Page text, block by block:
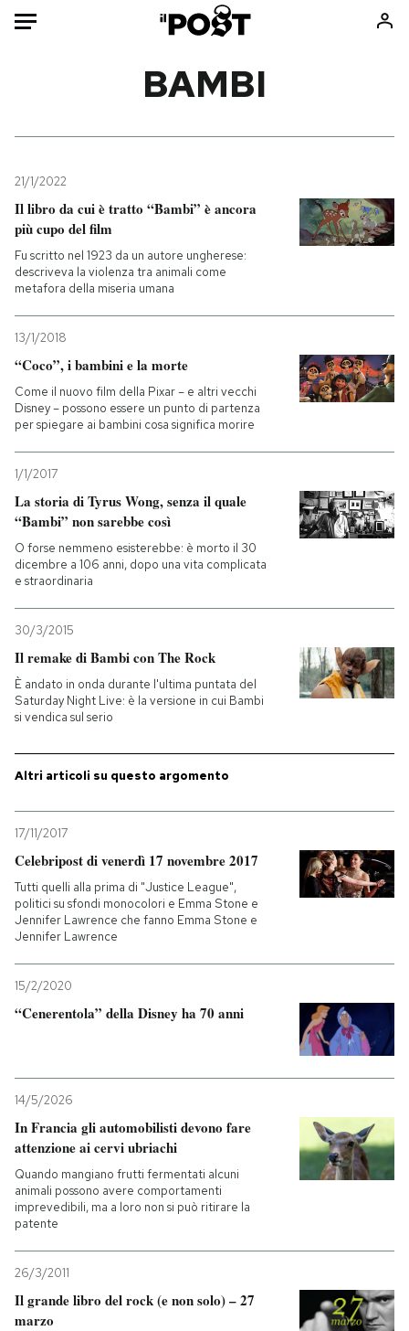
Mondo
Politica
Tecnologia
Internet
Scienza
Economia
Sport
Consumismi
Ok Boomer!
Mondiali calcio 2026
NEWSLETTER
I MIEI PREFERITI
SHOP
CALENDARIO
BAMBI
21/1/2022
Il libro da cui è tratto “Bambi” è ancora
più cupo del film
Fu scritto nel 1923 da un autore ungherese:
descriveva la violenza tra animali come
metafora della miseria umana
13/1/2018
“Coco”, i bambini e la morte
Come il nuovo film della Pixar – e altri vecchi
Disney – possono essere un punto di partenza
per spiegare ai bambini cosa significa morire
1/1/2017
La storia di Tyrus Wong, senza il quale
“Bambi” non sarebbe così
O forse nemmeno esisterebbe: è morto il 30
dicembre a 106 anni, dopo una vita complicata
e straordinaria
30/3/2015
Il remake di Bambi con The Rock
È andato in onda durante l'ultima puntata del
Saturday Night Live: è la versione in cui Bambi
si vendica sul serio
Altri articoli su questo argomento
17/11/2017
Celebripost di venerdì 17 novembre 2017
Tutti quelli alla prima di "Justice League",
politici su sfondi monocolori e Emma Stone e
Jennifer Lawrence che fanno Emma Stone e
Jennifer Lawrence
15/2/2020
“Cenerentola” della Disney ha 70 anni
14/5/2026
In Francia gli automobilisti devono fare
attenzione ai cervi ubriachi
Quando mangiano frutti fermentati alcuni
animali possono avere comportamenti
imprevedibili, ma a loro non si può ritirare la
patente
26/3/2011
Il grande libro del rock (e non solo) – 27
marzo